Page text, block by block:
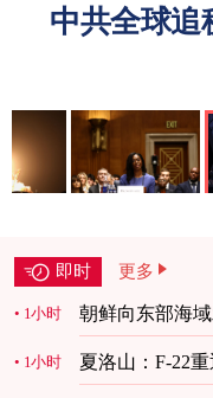
中共全球追
即时 更多
1小时 朝鲜向东部海
1小时 夏洛山：F-22